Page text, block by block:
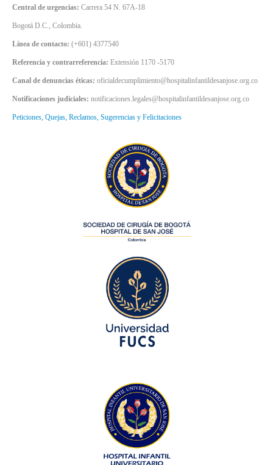
Central de urgencias: Carrera 54 N. 67A-18
Bogotá D.C., Colombia.
Línea de contacto: (+601) 4377540
Referencia y contrarreferencia: Extensión 1170 -5170
Canal de denuncias éticas: oficialdecumplimiento@hospitalinfantildesanjose.org.co
Notificaciones judiciales: notificaciones.legales@hospitalinfantildesanjose.org.co
Peticiones, Quejas, Reclamos, Sugerencias y Felicitaciones